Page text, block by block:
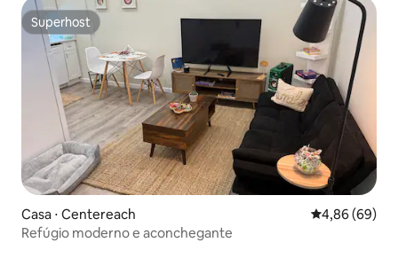
Superhost
Superhost
Casa ⋅ Centereach 4,86 de uma
4,86 (69)
Refúgio moderno e aconchegante